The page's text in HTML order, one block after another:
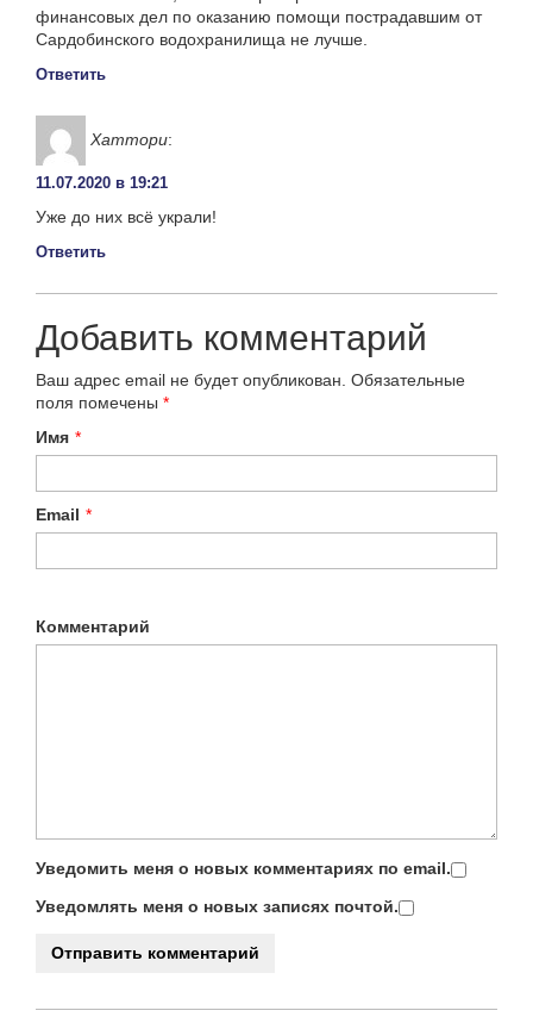
финансовых дел по оказанию помощи пострадавшим от
Сардобинского водохранилища не лучше.
Ответить
Хаттори:
11.07.2020 в 19:21
Уже до них всё украли!
Ответить
Добавить комментарий
Ваш адрес email не будет опубликован. Обязательные
поля помечены *
Имя *
Email *
Комментарий
Уведомить меня о новых комментариях по email.
Уведомлять меня о новых записях почтой.